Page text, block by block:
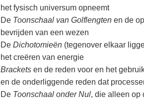
het fysisch universum opneemt
De Toonschaal van Golflengten en de
bevrijden van een wezen
De Dichotomieën (tegenover elkaar
het creëren van energie
Brackets en de reden voor en het
en de onderliggende reden dat
De Toonschaal onder Nul, die alleen op